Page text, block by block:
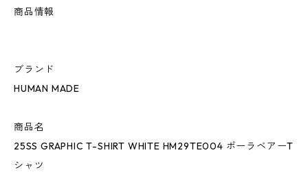
商品情報
ブランド
HUMAN MADE
商品名
25SS GRAPHIC T-SHIRT WHITE HM29TE004 ポーラベアーT
シャツ